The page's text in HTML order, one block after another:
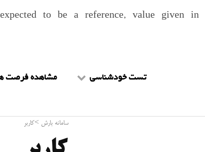
expected to be a reference, value given in
تست خودشناسی
تست mbti
مشاهده فرصت
سامانه بارش >کاربر